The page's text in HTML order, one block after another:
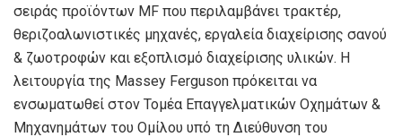
σειράς προϊόντων MF που περιλαμβάνει τρακτέρ,
θεριζοαλωνιστικές μηχανές, εργαλεία διαχείρισης σανού
& ζωοτροφών και εξοπλισμό διαχείρισης υλικών. Η
λειτουργία της Massey Ferguson πρόκειται να
ενσωματωθεί στον Τομέα Επαγγελματικών Οχημάτων &
Μηχανημάτων του Ομίλου υπό τη Διεύθυνση του